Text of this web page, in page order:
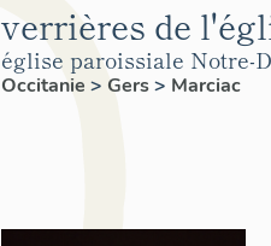
verrières de
église paroissiale Notre-
Occitanie > Gers> Marciac